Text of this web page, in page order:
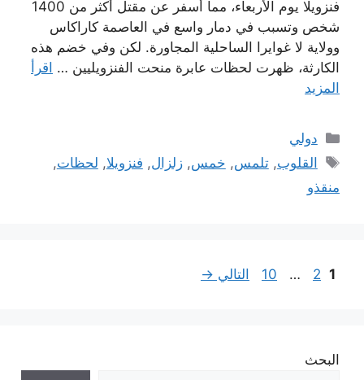
فنزويلا يوم الأربعاء، مما أسفر عن مقتل أكثر من 1400
شخص وتسبب في دمار واسع في العاصمة كاراكاس
وولاية لا غوايرا الساحلية المجاورة. لكن وفي خضم هذه
الكارثة، ظهرت لحظات عابرة منحت الفنزويليين … اقرأ
المزيد
التصنيفات
دولي
الوسوم
القلوب,تلمس, خمس,زلزال, فنزويلا, لحظات,
منقذو
Page
1
Page
2
…
Page
10 التالي →
البحث